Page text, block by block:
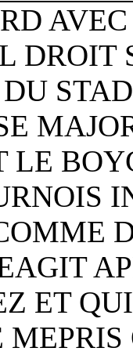
DROIT
LE
ET